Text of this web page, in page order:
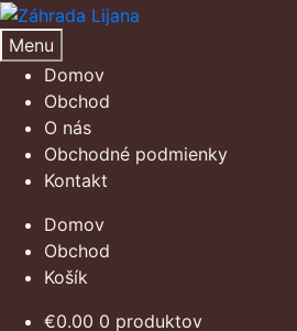
Preskočiť
na
navigáciu
Preskočiť
na
obsah
Menu
Domov
Obchod
O nás
Obchodné podmienky
Kontakt
Domov
Obchod
Košík
€0.00 0 produktov